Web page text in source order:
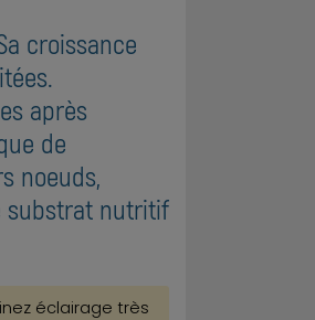
croissance
après
de
noeuds,
substrat nutritif
éclairage très